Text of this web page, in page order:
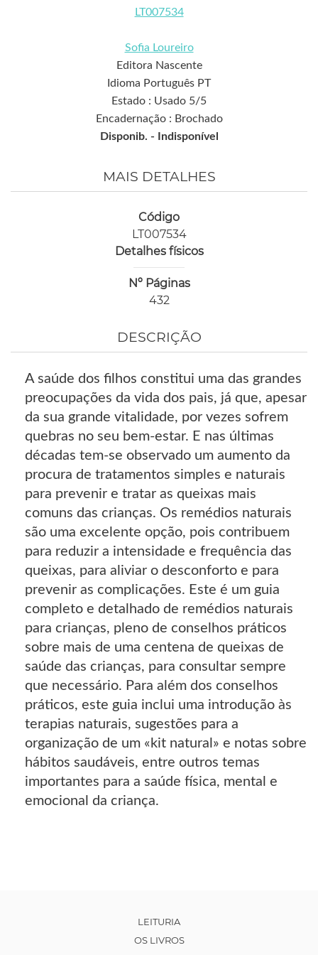
LT007534
Sofia Loureiro
Editora Nascente
Idioma Português PT
Estado : Usado 5/5
Encadernação : Brochado
Disponib. -
Indisponível
MAIS DETALHES
Código
LT007534
Detalhes físicos
Nº Páginas
432
DESCRIÇÃO
A saúde dos filhos constitui uma das grandes
preocupações da vida dos pais, já que, apesar
da sua grande vitalidade, por vezes sofrem
quebras no seu bem-estar. E nas últimas
décadas tem-se observado um aumento da
procura de tratamentos simples e naturais
para prevenir e tratar as queixas mais
comuns das crianças. Os remédios naturais
são uma excelente opção, pois contribuem
para reduzir a intensidade e frequência das
queixas, para aliviar o desconforto e para
prevenir as complicações. Este é um guia
completo e detalhado de remédios naturais
para crianças, pleno de conselhos práticos
sobre mais de uma centena de queixas de
saúde das crianças, para consultar sempre
que necessário. Para além dos conselhos
práticos, este guia inclui uma introdução às
terapias naturais, sugestões para a
organização de um «kit natural» e notas sobre
hábitos saudáveis, entre outros temas
importantes para a saúde física, mental e
emocional da criança.
LEITURIA
OS LIVROS